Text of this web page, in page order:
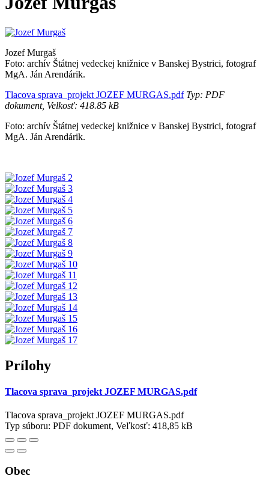
Jozef Murgaš
Foto: archív Štátnej vedeckej knižnice v Banskej Bystrici, fotograf
MgA. Ján Arendárik.
Tlacova sprava_projekt JOZEF MURGAS.pdfTyp: PDF
dokument, Velkosť: 418.85 kB
Foto: archív Štátnej vedeckej knižnice v Banskej Bystrici, fotograf
MgA. Ján Arendárik.
Prílohy
Tlacova sprava_projekt JOZEF MURGAS.pdf
Tlacova sprava_projekt JOZEF MURGAS.pdf
Typ súboru: PDF dokument, Veľkosť: 418,85 kB
Obec